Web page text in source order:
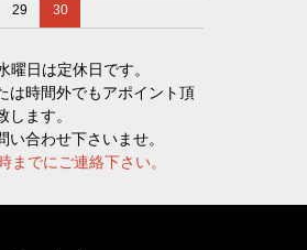
29 30
曜日は定休日です。
は時間外でもアポイント頂
します。
い合わせ下さいませ。
までにご連絡下さい。